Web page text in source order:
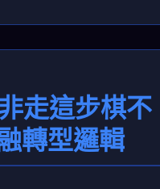
走這步棋不
轉型邏輯